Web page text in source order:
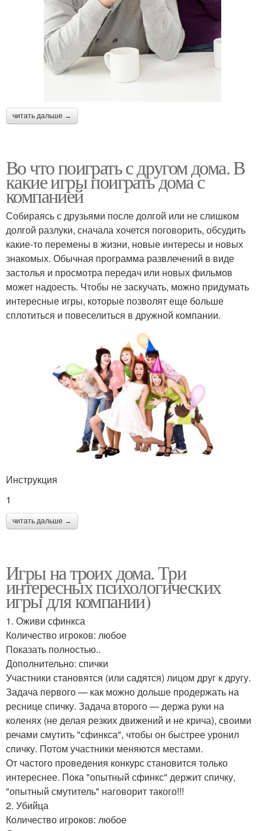
читать дальше →
Во что поиграть с другом дома. В
какие игры поиграть дома с
компанией
Собираясь с друзьями после долгой или не слишком
долгой разлуки, сначала хочется поговорить, обсудить
какие-то перемены в жизни, новые интересы и новых
знакомых. Обычная программа развлечений в виде
застолья и просмотра передач или новых фильмов
может надоесть. Чтобы не заскучать, можно придумать
интересные игры, которые позволят еще больше
сплотиться и повеселиться в дружной компании.
Инструкция
1
читать дальше →
Игры на троих дома. Три
интересных психологических
игры для компании)
1. Оживи сфинкса
Количество игроков: любое
Показать полностью..
Дополнительно: спички
Участники становятся (или садятся) лицом друг к другу.
Задача первого — как можно дольше продержать на
реснице спичку. Задача второго — держа руки на
коленях (не делая резких движений и не крича), своими
речами смутить "сфинкса", чтобы он быстрее уронил
спичку. Потом участники меняются местами.
От частого проведения конкурс становится только
интереснее. Пока "опытный сфинкс" держит спичку,
"опытный смутитель" наговорит такого!!!
2. Убийца
Количество игроков: любое